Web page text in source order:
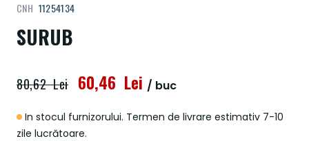
SURUB
CNH 11254134
In stocul furnizorului. Termen de livrare estimativ 7-10
zile lucrătoare.
60,46 Lei
80,62 Lei / buc
la
începutul
galeriei
imagini